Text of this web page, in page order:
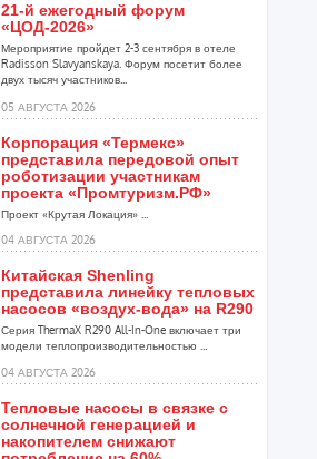
21-й ежегодный форум
«ЦОД-2026»
Мероприятие пройдет 2-3 сентября в отеле
Radisson Slavyanskaya. Форум посетит более
двух тысяч участников...
05 АВГУСТА 2026
Корпорация «Термекс»
представила передовой опыт
роботизации участникам
проекта «Промтуризм.РФ»
Проект «Крутая Локация» ...
04 АВГУСТА 2026
Китайская Shenling
представила линейку тепловых
насосов «воздух-вода» на R290
Серия ThermaX R290 All-In-One включает три
модели теплопроизводительностью ...
04 АВГУСТА 2026
Тепловые насосы в связке с
солнечной генерацией и
накопителем снижают